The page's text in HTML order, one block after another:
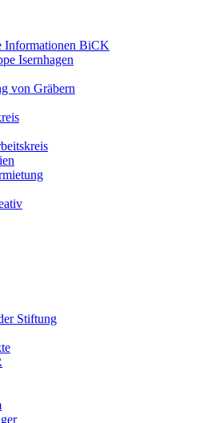
Informationen BiCK
Isernhagen
von Gräbern
Stiftung